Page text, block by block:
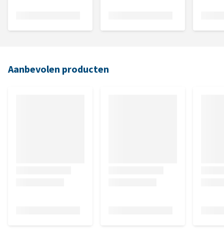
Aanbevolen producten